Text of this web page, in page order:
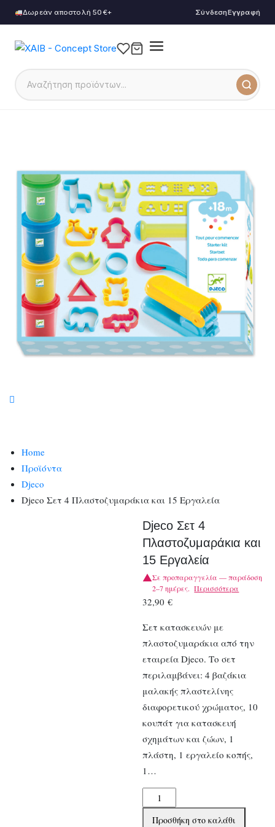
Δωρεάν αποστολή 50€+ ΣύνδεσηΕγγραφή
Home
Προϊόντα
Djeco
Djeco Σετ 4 Πλαστοζυμαράκια και 15 Εργαλεία
Djeco Σετ 4
Πλαστοζυμαράκια και
15 Εργαλεία
Σε προπαραγγελία — παράδοση
2–7 ημέρες. Περισσότερα
32,90€
Σετ κατασκευών με
πλαστοζυμαράκια από την
εταιρεία Djeco. Το σετ
περιλαμβάνει: 4 βαζάκια
μαλακής πλαστελίνης
διαφορετικού χρώματος, 10
κουπάτ για κατασκευή
σχημάτων και ζώων, 1
πλάστη, 1 εργαλείο κοπής,
1…
Djeco
Σετ
Προσθήκη στο καλάθι